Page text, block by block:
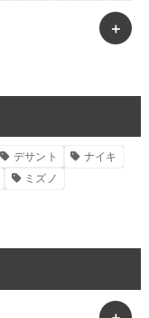
デサント
ナイキ
ミズノ